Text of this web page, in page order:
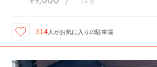
314 人がお気に入りの駐車場